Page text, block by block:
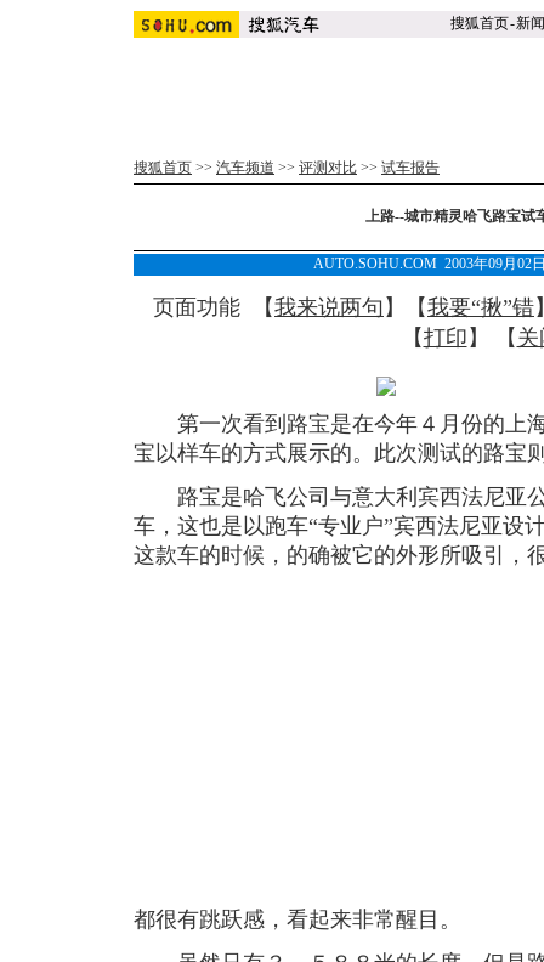
搜狐首页-新闻
搜狐首页 >> 汽车频道 >> 评测对比 >> 试车报告
上路--城市精灵哈飞路宝试
AUTO.SOHU.COM 2003年09月
页面功能 【我来说两句 】【我要“揪”错
【打印 】 【 关
第一次看到路宝是在今年４月份的上
宝以样车的方式展示的。此次测试的路宝
路宝是哈飞公司与意大利宾西法尼亚
车，这也是以跑车“专业户”宾西法尼亚设
这款车的时候，的确被它的外形所吸引，
都很有跳跃感，看起来非常醒目。